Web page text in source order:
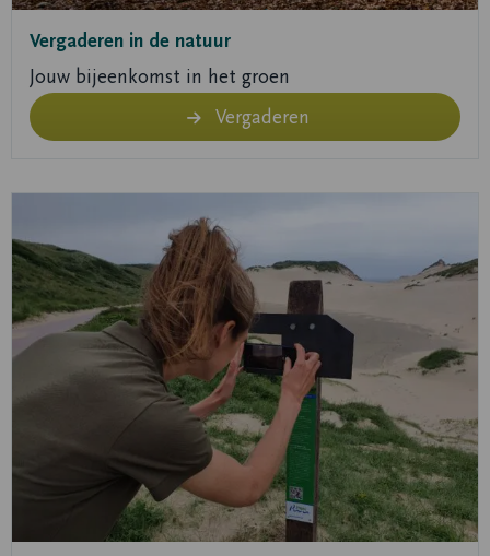
Vergaderen in de natuur
Jouw bijeenkomst in het groen
Vergaderen
meer
over
Doe
mee!